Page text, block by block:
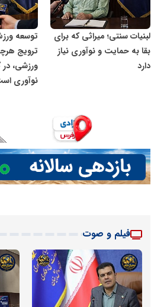
لبنیات سنتی؛ میراثی که برای
بقا به حمایت و نوآوری نیاز
دارد
توسعه
ترویج
ورزشی،
نوآوری
فیلم و صوت
شبکه خبری مدیران نابغه